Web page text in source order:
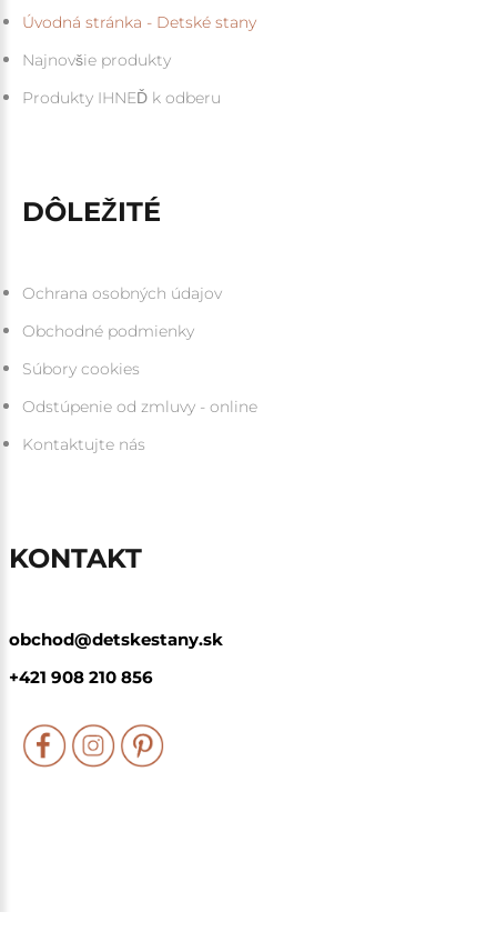
Úvodná stránka - Detské stany
Najnovšie produkty
Produkty IHNEĎ k odberu
DÔLEŽITÉ
Ochrana osobných údajov
Obchodné podmienky
Súbory cookies
Odstúpenie od zmluvy - online
Kontaktujte nás
KONTAKT
obchod@detskestany.sk
+421 908 210 856